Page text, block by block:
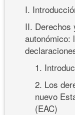
I.
II. Derechos
autonómico:
1.
2. Los
nuevo
(EAC)